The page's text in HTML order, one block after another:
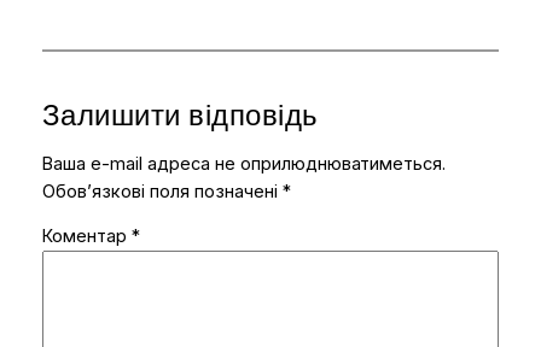
Залишити відповідь
Ваша e-mail адреса не оприлюднюватиметься.
Обов’язкові поля позначені *
Коментар *